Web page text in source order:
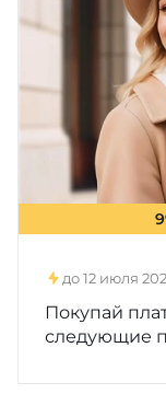
до 12 июля
Покупай
следующие